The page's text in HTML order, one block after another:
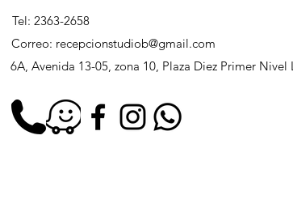
Tel: 2363-2658
Correo: recepcionstudiob@gmail.com
6A, Avenida 13-05, zona 10, Plaza Diez Primer